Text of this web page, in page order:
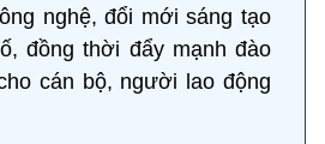
nghệ, đổi mới sáng tạo
đồng thời đẩy mạnh đào
cán bộ, người lao động